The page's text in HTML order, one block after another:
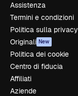
Assistenza
Termini e condizioni
Politica sulla privacy
Originali New
Politica dei cookie
Centro di fiducia
Affiliati
Aziende